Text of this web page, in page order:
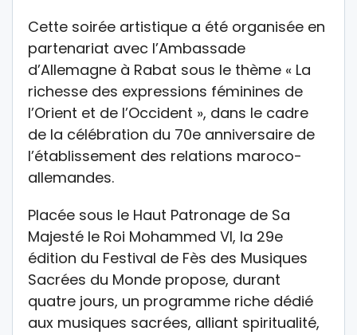
Cette soirée artistique a été organisée en
partenariat avec l’Ambassade
d’Allemagne à Rabat sous le thème « La
richesse des expressions féminines de
l’Orient et de l’Occident », dans le cadre
de la célébration du 70e anniversaire de
l’établissement des relations maroco-
allemandes.
Placée sous le Haut Patronage de Sa
Majesté le Roi Mohammed VI, la 29e
édition du Festival de Fès des Musiques
Sacrées du Monde propose, durant
quatre jours, un programme riche dédié
aux musiques sacrées, alliant spiritualité,